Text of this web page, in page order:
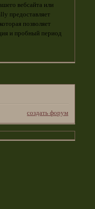
вебсайта или
предоставляет
позволяет
и пробный период
создать форум